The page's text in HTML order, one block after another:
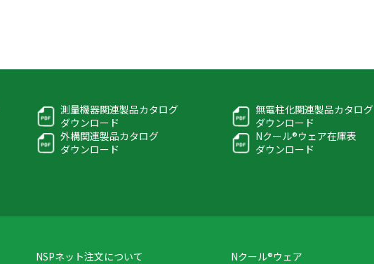
測量機器関連製品カタログ
ダウンロード
無電柱化関連製品カタログ
ダウンロード
外構関連製品カタログ
ダウンロード
Nクール®ウェア在庫表
ダウンロード
NSPネット注文について
Nクール®ウェア